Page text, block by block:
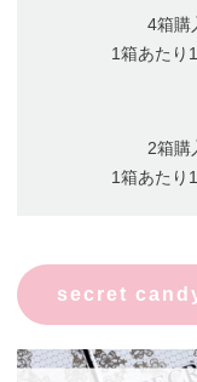
4箱購
1箱あたり
2箱購
1箱あたり
secret